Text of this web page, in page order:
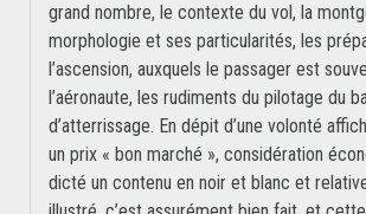
grand nombre, le contexte du vol, la
morphologie et ses particularités, les
l’ascension, auxquels le passager est
l’aéronaute, les rudiments du pilotage du
d’atterrissage. En dépit d’une volonté
un prix « bon marché », considération
dicté un contenu en noir et blanc et